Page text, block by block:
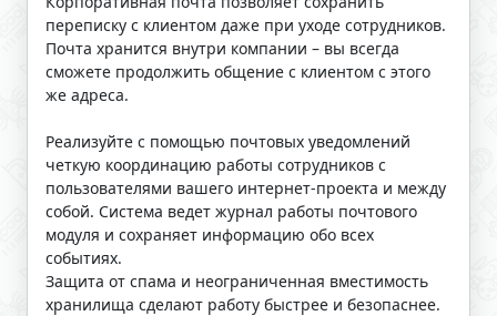
переписку с клиентом даже при уходе сотрудников.
Почта хранится внутри компании – вы всегда
сможете продолжить общение с клиентом с этого
же адреса.
Реализуйте с помощью почтовых уведомлений
четкую координацию работы сотрудников с
пользователями вашего интернет-проекта и между
собой. Система ведет журнал работы почтового
модуля и сохраняет информацию обо всех
событиях.
Защита от спама и неограниченная вместимость
хранилища сделают работу быстрее и безопаснее.